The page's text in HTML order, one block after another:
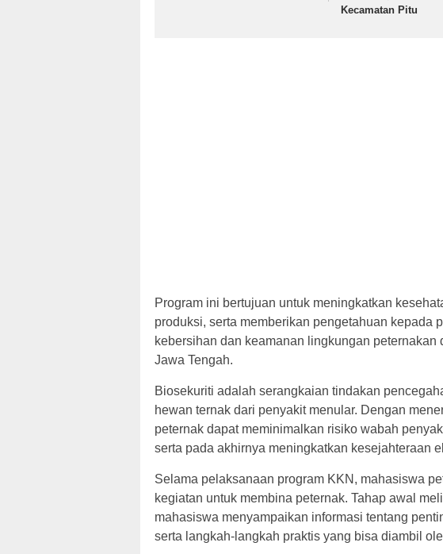
Kecamatan Pitu
Program ini bertujuan untuk meningkatkan
produksi, serta memberikan pengetahuan kepada
kebersihan dan keamanan lingkungan
Jawa Tengah.
Biosekuriti adalah serangkaian tindakan
hewan ternak dari penyakit menular. Dengan
peternak dapat meminimalkan risiko wabah
serta pada akhirnya meningkatkan kesejahteraan
Selama pelaksanaan program KKN, mahasiswa
kegiatan untuk membina peternak. Tahap awal
mahasiswa menyampaikan informasi tentang
serta langkah-langkah praktis yang bisa diambil